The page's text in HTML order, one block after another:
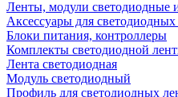
Ленты, модули светодиодные
Аксессуары для светодиодных
Блоки питания, контроллеры
Комплекты светодиодной
Лента светодиодная
Модуль светодиодный
Профиль для светодиодных